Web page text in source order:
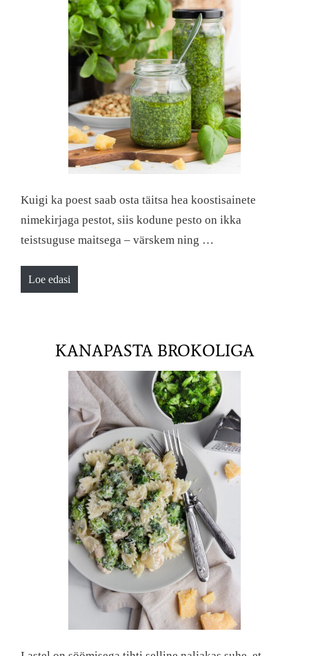
Kuigi ka poest saab osta täitsa hea koostisainete
nimekirjaga pestot, siis kodune pesto on ikka
teistsuguse maitsega – värskem ning …
Loe edasi
KANAPASTA BROKOLIGA